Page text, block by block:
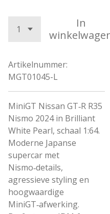
In
Artikelnummer:
MGT01045-L
MiniGT Nissan GT‑R R35
Nismo 2024 in Brilliant
White Pearl, schaal 1:64.
Moderne Japanse
supercar met
Nismo‑details,
agressieve styling en
hoogwaardige
MiniGT‑afwerking.